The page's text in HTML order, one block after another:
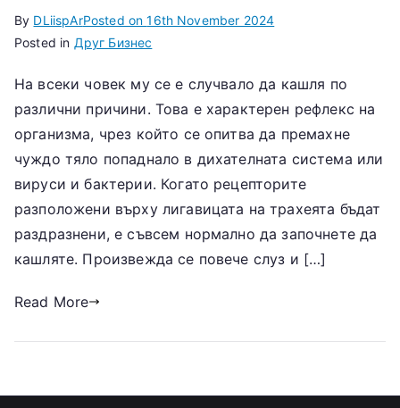
By DLiispArPosted on16th November 2024
Posted in Друг Бизнес
На всеки човек му се е случвало да кашля по
различни причини. Това е характерен рефлекс на
организма, чрез който се опитва да премахне
чуждо тяло попаднало в дихателната система или
вируси и бактерии. Когато рецепторите
разположени върху лигавицата на трахеята бъдат
раздразнени, е съвсем нормално да започнете да
кашляте. Произвежда се повече слуз и […]
Read More